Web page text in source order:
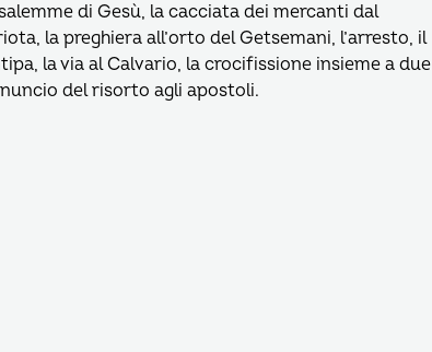
di Gesù, la cacciata dei mercanti dal
la preghiera all’orto del Getsemani, l’arresto, il
la via al Calvario, la crocifissione insieme a due
del risorto agli apostoli.